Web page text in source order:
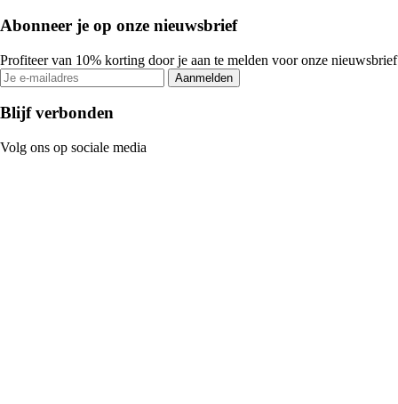
Abonneer je op onze nieuwsbrief
Profiteer van 10% korting door je aan te melden voor onze nieuwsbrief
Aanmelden
Blijf verbonden
Volg ons op sociale media